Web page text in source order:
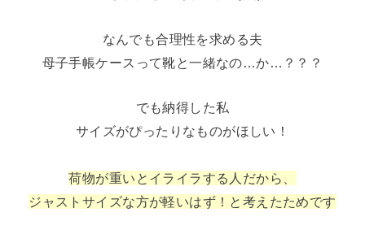
なんでも合理性を求める夫
母子手帳ケースって靴と一緒なの…か…？？？
でも納得した私
サイズがぴったりなものがほしい！
荷物が重いとイライラする人だから、
ジャストサイズな方が軽いはず！と考えたためです